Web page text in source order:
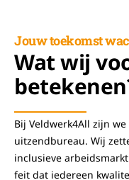
Jouw toekomst
Wat wij
Bij Veldwerk4All zijn
uitzendbureau. Wij
inclusieve
feit dat iedereen